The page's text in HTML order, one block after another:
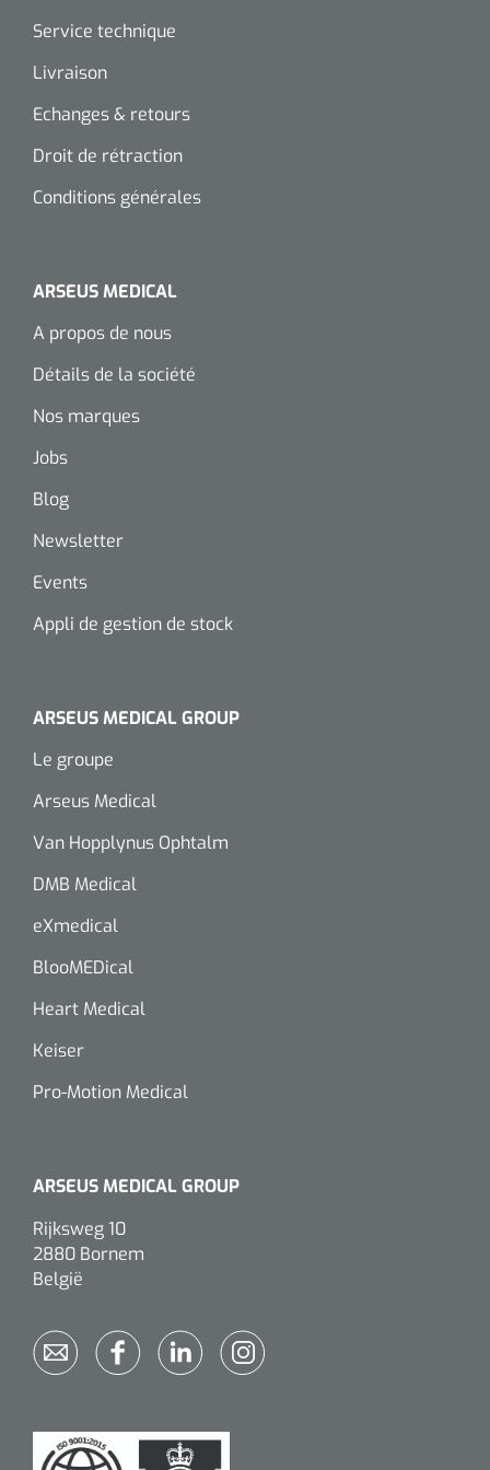
Wearables
Alcoomètre
Kits d'instruments
Produits pour le traitement des plaies chroniques
Hydrocolloïdes
Pansement en mousse
Bandages paraffine
Alginates
Divers
Agraffes de fixation
Bassin renal
Service technique
Livraison
Echanges & retours
Droit de rétraction
Conditions générales
ARSEUS MEDICAL
A propos de nous
Détails de la société
Nos marques
Jobs
Blog
Newsletter
Events
Appli de gestion de stock
ARSEUS MEDICAL GROUP
Le groupe
Arseus Medical
Van Hopplynus Ophtalm
DMB Medical
eXmedical
BlooMEDical
Heart Medical
Keiser
Pro-Motion Medical
ARSEUS MEDICAL GROUP
Rijksweg 10
2880 Bornem
België